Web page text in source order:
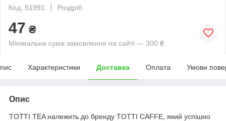
Код: 51991
Роздріб
47 ₴
Мінімальна сума замовлення на сайті — 300 ₴
Характеристики Доставка Оплата Умови
Опис
TOTTI TEA належить до бренду TOTTI CAFFE, який успішно